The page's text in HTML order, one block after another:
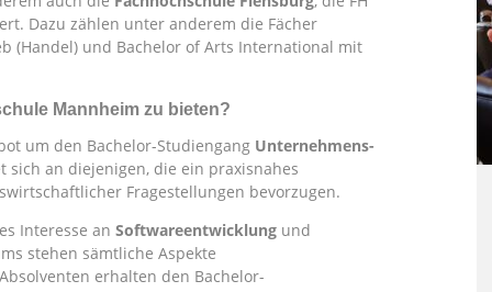
Dazu zählen unter anderem die Fächer
(Handel) und Bachelor of Arts International mit
Mannheim zu bieten?
um den Bachelor-Studiengang Unternehmens-
sich an diejenigen, die ein praxisnahes
Fragestellungen bevorzugen.
Interesse an Softwareentwicklung und
stehen sämtliche Aspekte
erhalten den Bachelor-